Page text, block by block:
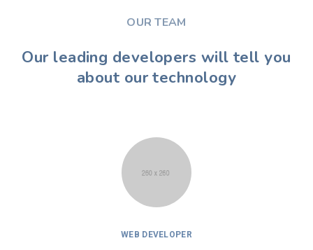
OUR TEAM
Our leading developers will tell you
about our technology
WEB DEVELOPER